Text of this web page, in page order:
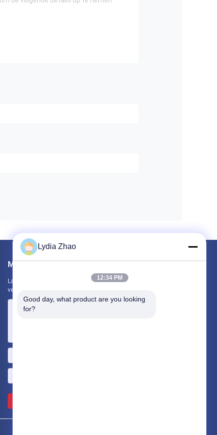
Mail ons
Laat ons uw vereiste weten. We zullen de beste producten met u
verbinden.
Lydia Zhao
12:34 PM
Good day, what product are you looking
for?